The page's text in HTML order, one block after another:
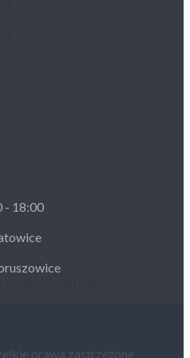
- 18:00
prawa zastrzeżone